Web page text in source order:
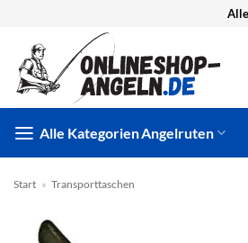
springen
Alle KategorienAngelruten
Start » Transporttaschen